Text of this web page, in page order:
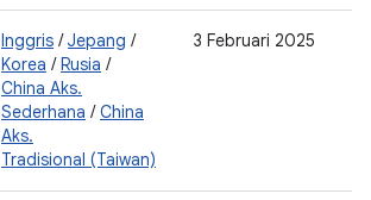
Inggris /Jepang /
Korea /Rusia /
China Aks.
Sederhana /China
Aks.
Tradisional (Taiwan)
3 Februari 2025